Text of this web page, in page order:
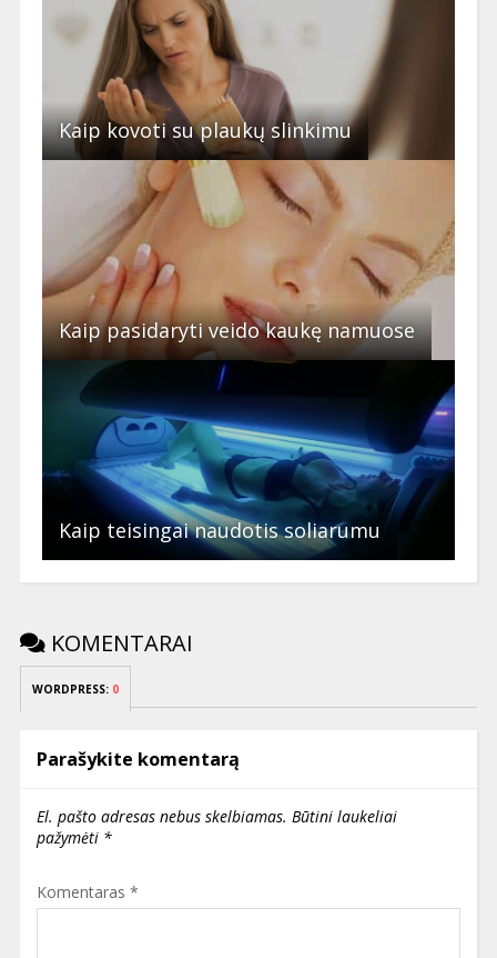
Kaip kovoti su plaukų slinkimu
Kaip pasidaryti veido kaukę namuose
Kaip teisingai naudotis soliarumu
KOMENTARAI
WORDPRESS: 0
Parašykite komentarą
El. pašto adresas nebus skelbiamas. Būtini laukeliai
pažymėti *
Komentaras *